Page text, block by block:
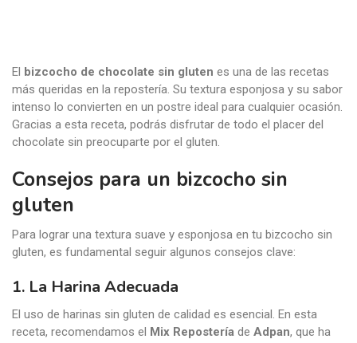
El bizcocho de chocolate sin gluten es una de las recetas
más queridas en la repostería. Su textura esponjosa y su sabor
intenso lo convierten en un postre ideal para cualquier ocasión.
Gracias a esta receta, podrás disfrutar de todo el placer del
chocolate sin preocuparte por el gluten.
Consejos para un bizcocho sin
gluten
Para lograr una textura suave y esponjosa en tu bizcocho sin
gluten, es fundamental seguir algunos consejos clave:
1. La Harina Adecuada
El uso de harinas sin gluten de calidad es esencial. En esta
receta, recomendamos el Mix Repostería de Adpan, que ha